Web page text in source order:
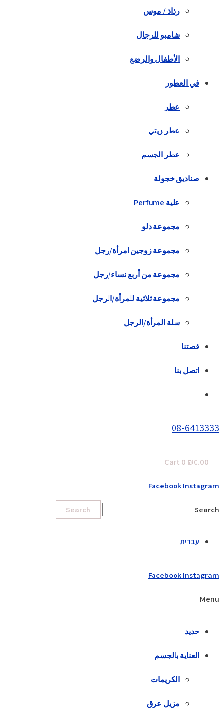
رذاذ / موس
شامبو للرجال
الأطفال والرضع
في العطور
عطر
عطر زيتي
عطر الجسم
صناديق خجولة
علية Perfume
مجموعة دلو
مجموعة زوجين امرأة/رجل
مجموعة من أربع نساء/رجل
مجموعة ثلاثية للمرأة/الرجل
سلة المرأة/الرجل
قصتنا
اتصل بنا
08-6413333
₪0.00
0
Cart
FacebookInstagram
Search
Search
עברית
FacebookInstagram
Menu
جديد
العناية بالجسم
الكريمات
مزيل عرق